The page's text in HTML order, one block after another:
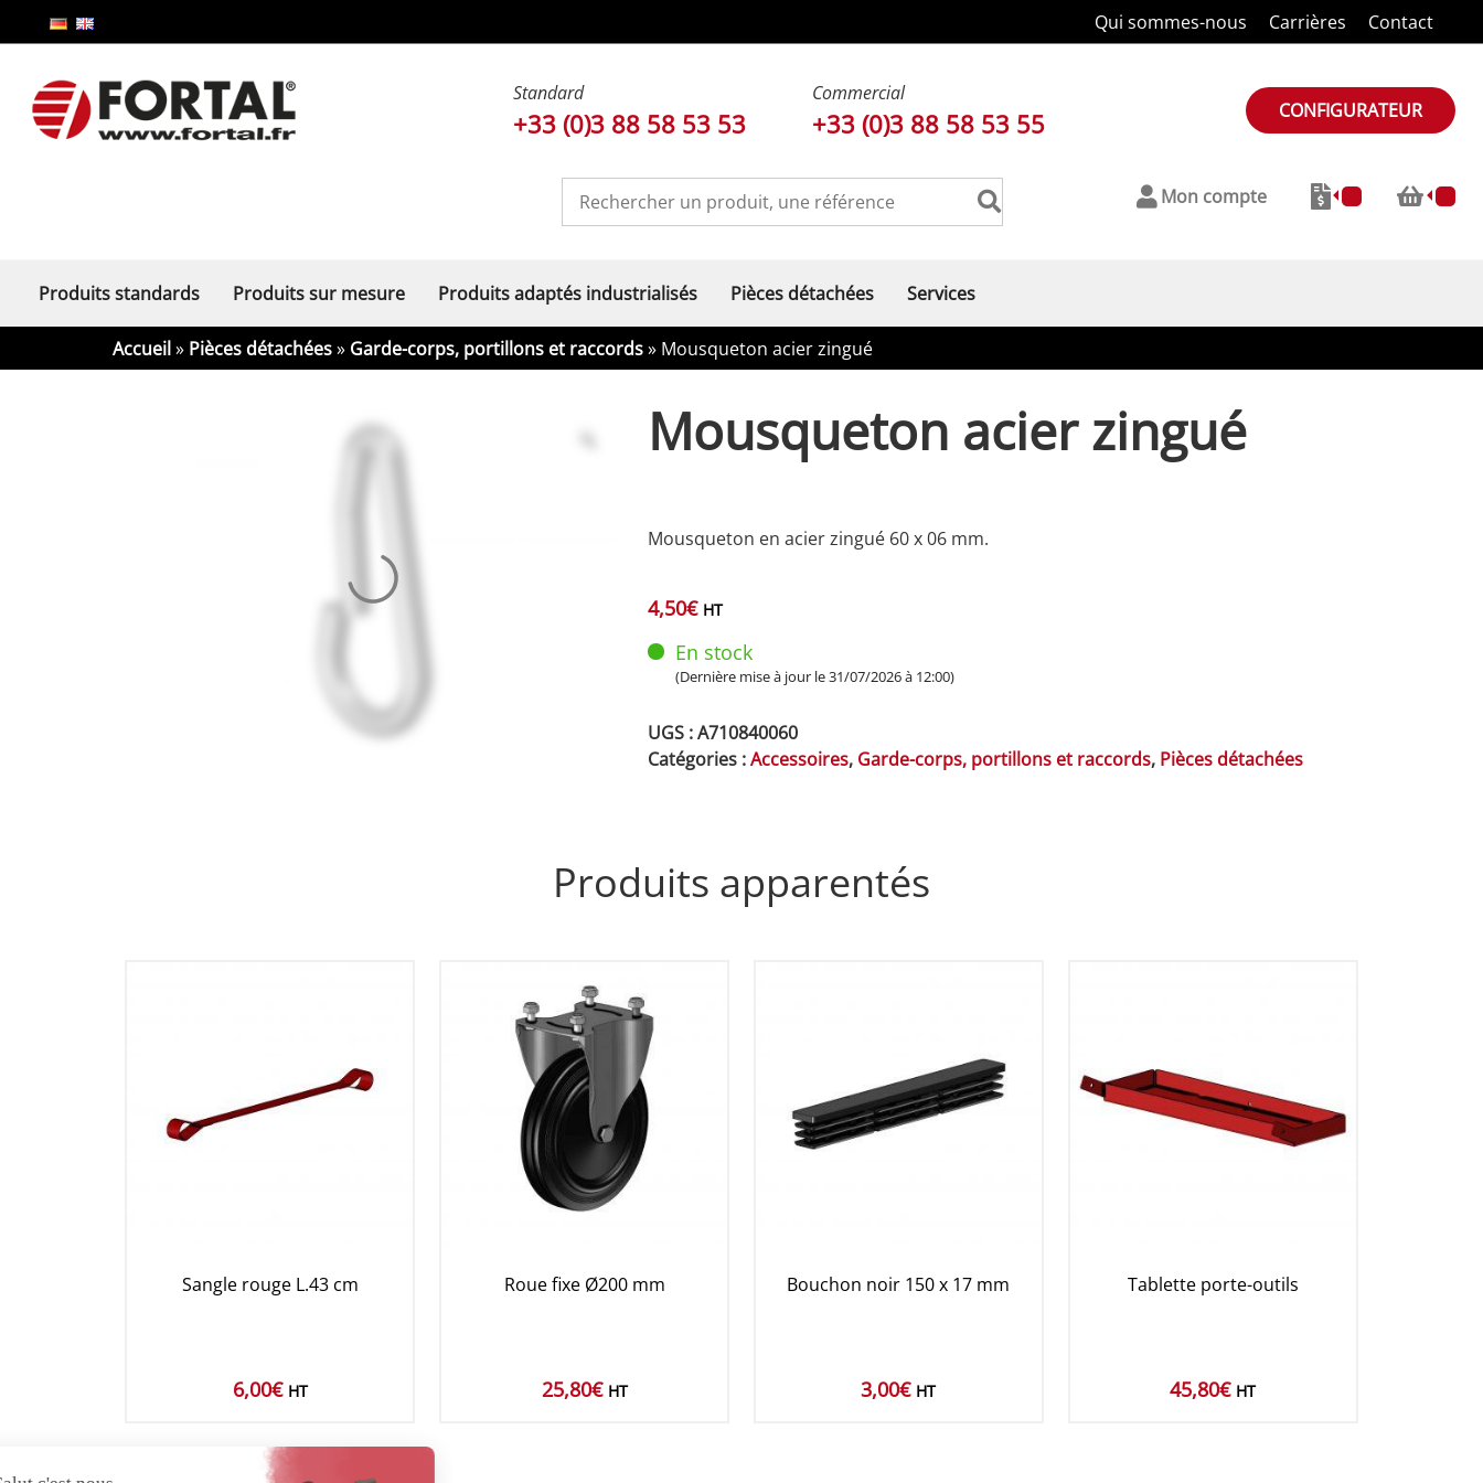
Qui sommes-nous Carrières Contact
Standard
+33 (0)3 88 58 53 53
Commercial
+33 (0)3 88 58 53 55 CONFIGURATEUR
Mon compte
Produits standards Produits sur mesure Produits adaptés industrialisés Pièces détachées Services
Accueil» Pièces détachées» Garde-corps, portillons et raccords» Mousqueton acier zingué
Mousqueton acier zingué
Mousqueton en acier zingué 60 x 06 mm.
4,50€ HT
En stock
(Dernière mise à jour le 31/07/2026 à 12:00)
UGS :A710840060
Catégories :Accessoires, Garde-corps, portillons et raccords, Pièces détachées
Produits apparentés
Sangle rouge L.43 cm
6,00€ HT
Roue fixe Ø200 mm
25,80€ HT
Bouchon noir 150 x 17 mm
3,00€ HT
Tablette porte-outils
45,80€ HT